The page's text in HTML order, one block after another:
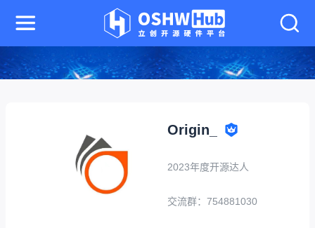
Origin_
2023年度开源达人
交流群：754881030